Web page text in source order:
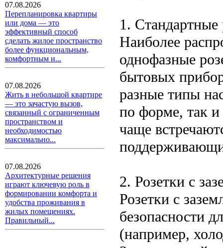
07.08.2026
Перепланировка квартиры
или дома — это
эффективный способ
сделать жилое пространство
более функциональным,
комфортным и...
07.08.2026
Жить в небольшой квартире
— это зачастую вызов,
связанный с ограниченным
пространством и
необходимостью
максимально...
07.08.2026
Архитектурные решения
играют ключевую роль в
формировании комфорта и
удобства проживания в
жилых помещениях.
Правильный...
1. Стандартные
Наиболее
однофазные
бытовых
разные типы
по форме, так
чаще
2. Розетки с
Розетки с
безопасности
(например,